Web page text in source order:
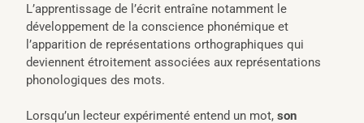
L’apprentissage de l’écrit entraîne notamment le
développement de la conscience phonémique et
l’apparition de représentations orthographiques qui
deviennent étroitement associées aux représentations
phonologiques des mots.
Lorsqu’un lecteur expérimenté entend un mot, son